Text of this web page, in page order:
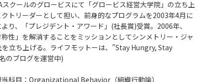
スクールのグロービスにて「グロービス経営大学院」の立ち上
トリーダーとして担い、前身的なプログラムを2003年4月に
り、「プレジデント・アワード」(社長賞)受賞。2006年、
称性」を解消することをミッションとしてシンメトリー・ジャ
立ち上げる。ライフモットーは、”Stay Hungry, Stay
のブログを運営中)
科目：Organizational Behavior（組織行動論）